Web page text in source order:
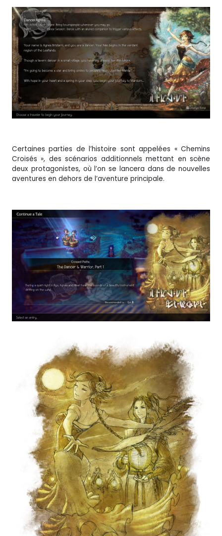
Certaines parties de l’histoire sont appelées « Chemins
Croisés », des scénarios additionnels mettant en scène
deux protagonistes, où l’on se lancera dans de nouvelles
aventures en dehors de l’aventure principale.